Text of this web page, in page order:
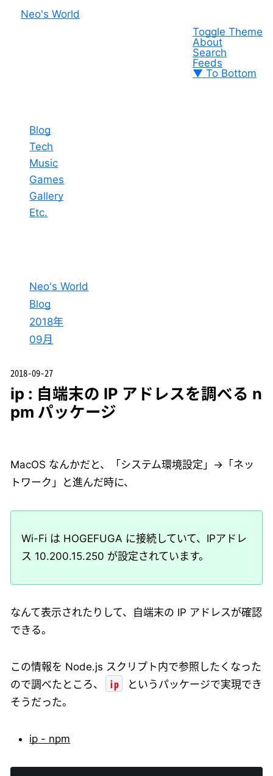
Neo's World
Toggle Theme
About
Search
Feeds
▼ To Bottom
Blog
Tech
Music
Games
Gallery
Etc.
Neo's World
Blog
2018年
09月
2018-09-27
ip : 自端末の IP アドレスを調べる n
pm パッケージ
MacOS なんかだと、「システム環境設定」→「ネッ
トワーク」と進んだ時に、
Wi-Fi は HOGEFUGA に接続していて、IPアドレ
ス 10.200.15.250 が設定されています。
なんて表示されたりして、自端末の IP アドレスが確認
できる。
この情報を Node.js スクリプト内で参照したくなった
ので調べたところ、
ip
というパッケージで実現でき
そうだった。
ip - npm